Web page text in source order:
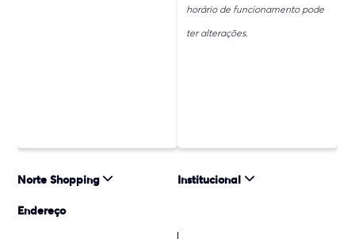
horário de funcionamento pode
ter alterações.
Norte Shopping Institucional
Endereço